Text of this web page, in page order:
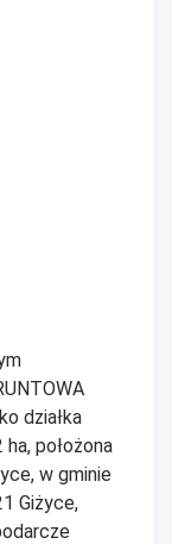
działka
położona
w gminie
Giżyce,